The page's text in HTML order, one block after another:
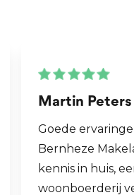
Henk van
Fijne makelaar.
al mijn 2e
hen laten
ook een